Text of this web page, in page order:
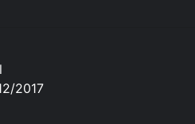
2017